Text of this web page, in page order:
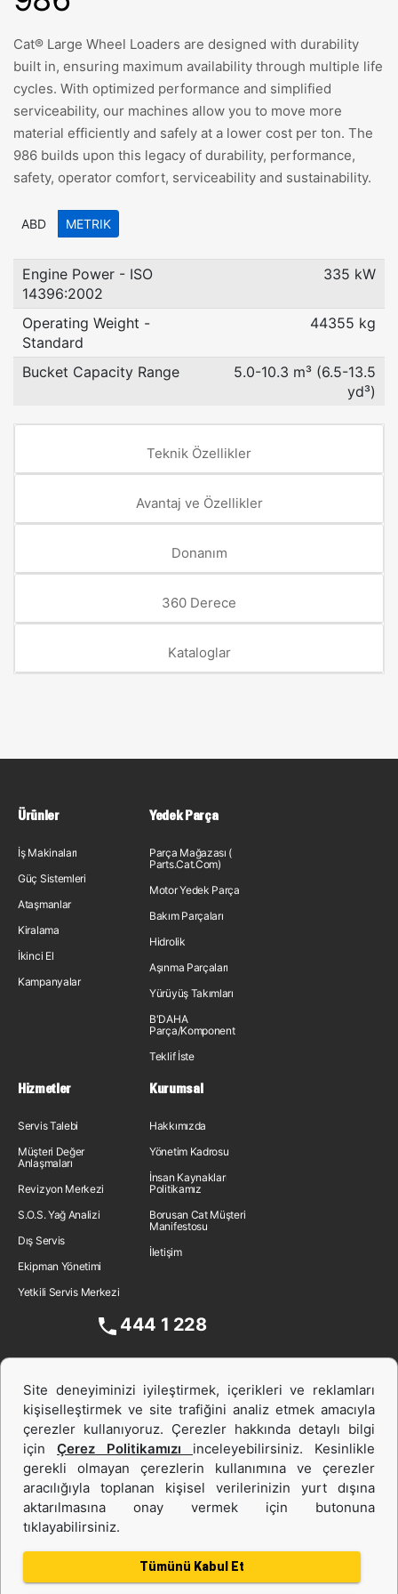
Cat® Large Wheel Loaders are designed with durability
built in, ensuring maximum availability through multiple life
cycles. With optimized performance and simplified
serviceability, our machines allow you to move more
material efficiently and safely at a lower cost per ton. The
986 builds upon this legacy of durability, performance,
safety, operator comfort, serviceability and sustainability.
ABD METRIK
Engine Power - ISO
14396:2002
335 kW
Operating Weight -
Standard
44355 kg
Bucket Capacity Range
5.0-10.3 m³ (6.5-13.5
yd³)
Teknik Özellikler
Avantaj ve Özellikler
Donanım
360 Derece
Kataloglar
Ürünler
İş Makinaları
Güç Sistemleri
Ataşmanlar
Kiralama
İkinci El
Kampanyalar
Yedek Parça
Parça Mağazası (
Parts.Cat.Com)
Motor Yedek Parça
Bakım Parçaları
Hidrolik
Aşınma Parçaları
Yürüyüş Takımları
B'DAHA
Parça/Komponent
Teklif İste
Hizmetler
Servis Talebi
Müşteri Değer
Anlaşmaları
Revizyon Merkezi
S.O.S. Yağ Analizi
Dış Servis
Ekipman Yönetimi
Yetkili Servis Merkezi
Kurumsal
Hakkımızda
Yönetim Kadrosu
İnsan Kaynakları
Politikamız
Borusan Cat Müşteri
Manifestosu
İletişim
444 1 228
İş Makinası ve Güç Sistemleri
İkinci el ve Kiralama
Site deneyiminizi iyileştirmek, içerikleri ve reklamları
kişiselleştirmek ve site trafiğini analiz etmek amacıyla
çerezler kullanıyoruz. Çerezler hakkında detaylı bilgi
için Çerez Politikamızı inceleyebilirsiniz. Kesinlikle
gerekli olmayan çerezlerin kullanımına ve çerezler
aracılığıyla toplanan kişisel verilerinizin yurt dışına
aktarılmasına onay vermek için butonuna
tıklayabilirsiniz.
Tümünü Kabul Et